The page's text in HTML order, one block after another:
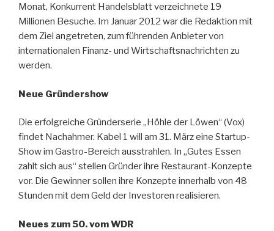
Monat, Konkurrent Handelsblatt verzeichnete 19
Millionen Besuche. Im Januar 2012 war die Redaktion mit
dem Ziel angetreten, zum führenden Anbieter von
internationalen Finanz- und Wirtschaftsnachrichten zu
werden.
Neue Gründershow
Die erfolgreiche Gründerserie „Höhle der Löwen“ (Vox)
findet Nachahmer. Kabel 1 will am 31. März eine Startup-
Show im Gastro-Bereich ausstrahlen. In „Gutes Essen
zahlt sich aus“ stellen Gründer ihre Restaurant-Konzepte
vor. Die Gewinner sollen ihre Konzepte innerhalb von 48
Stunden mit dem Geld der Investoren realisieren.
Neues zum 50. vom WDR